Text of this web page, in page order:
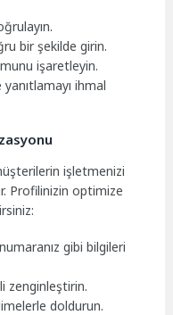
bir şekilde girin.
işaretleyin.
ihmal
işletmenizi
Profilinizin optimize
gibi bilgileri
zenginleştirin.
doldurun.